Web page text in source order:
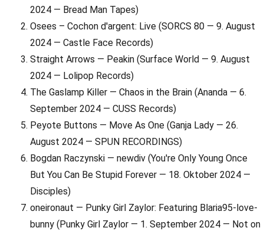
2024 — Bread Man Tapes)
Osees – Cochon d'argent: Live (SORCS 80 — 9. August
2024 — Castle Face Records)
Straight Arrows — Peakin (Surface World — 9. August
2024 — Lolipop Records)
The Gaslamp Killer — Chaos in the Brain (Ananda — 6.
September 2024 — CUSS Records)
Peyote Buttons — Move As One (Ganja Lady — 26.
August 2024 — SPUN RECORDINGS)
Bogdan Raczynski — newdiv (You're Only Young Once
But You Can Be Stupid Forever — 18. Oktober 2024 —
Disciples)
oneironaut — Punky Girl Zaylor: Featuring Blaria95-love-
bunny (Punky Girl Zaylor — 1. September 2024 — Not on